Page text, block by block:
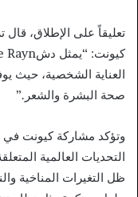
تعليقاً على الإطلاق، قال
العناية الشخصية، حيث
صحة البشرة والشعر.”
وتؤكد مشاركة كيونت في
التحديات العالمية
ظل التغيرات المناخية